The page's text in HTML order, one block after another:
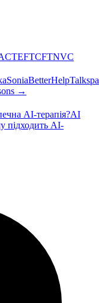
EFTCFTNVC
SoniaBetterHelp
→
AI-терапія?AI
підходить AI-